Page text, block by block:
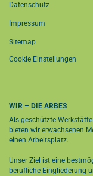
Datenschutz
Impressum
Sitemap
Cookie Einstellungen
WIR – DIE ARBES
Als geschützte
bieten wir erwachsenen
einen Arbeitsplatz.
Unser Ziel ist eine
berufliche Eingliederung